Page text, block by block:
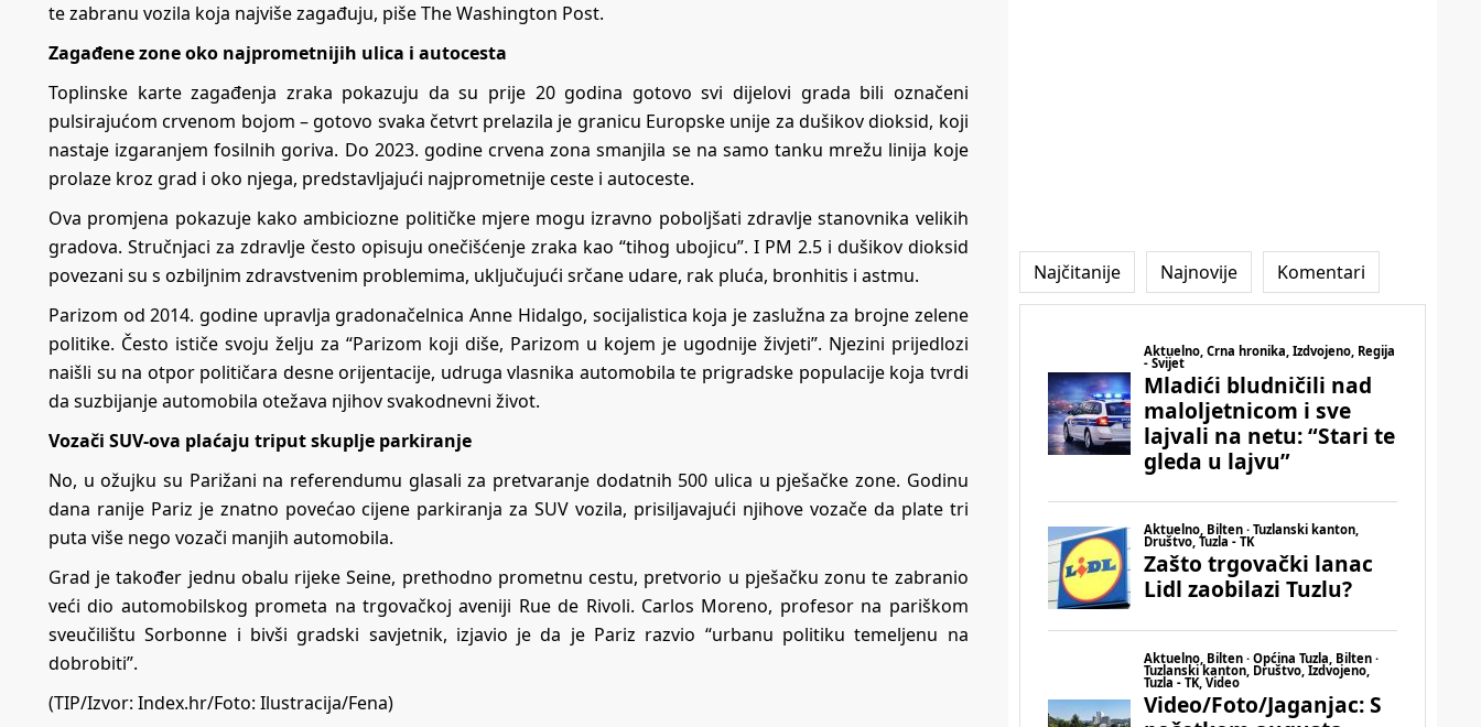
te zabranu vozila koja najviše zagađuju, piše The Washington Post.
Zagađene zone oko najprometnijih ulica i autocesta
Toplinske karte zagađenja zraka pokazuju da su prije 20 godina gotovo svi dijelovi grada bili označeni
pulsirajućom crvenom bojom – gotovo svaka četvrt prelazila je granicu Europske unije za dušikov dioksid, koji
nastaje izgaranjem fosilnih goriva. Do 2023. godine crvena zona smanjila se na samo tanku mrežu linija koje
prolaze kroz grad i oko njega, predstavljajući najprometnije ceste i autoceste.
Ova promjena pokazuje kako ambiciozne političke mjere mogu izravno poboljšati zdravlje stanovnika velikih
gradova. Stručnjaci za zdravlje često opisuju onečišćenje zraka kao “tihog ubojicu”. I PM 2.5 i dušikov dioksid
povezani su s ozbiljnim zdravstvenim problemima, uključujući srčane udare, rak pluća, bronhitis i astmu.
Parizom od 2014. godine upravlja gradonačelnica Anne Hidalgo, socijalistica koja je zaslužna za brojne zelene
politike. Često ističe svoju želju za “Parizom koji diše, Parizom u kojem je ugodnije živjeti”. Njezini prijedlozi
naišli su na otpor političara desne orijentacije, udruga vlasnika automobila te prigradske populacije koja tvrdi
da suzbijanje automobila otežava njihov svakodnevni život.
Vozači SUV-ova plaćaju triput skuplje parkiranje
No, u ožujku su Parižani na referendumu glasali za pretvaranje dodatnih 500 ulica u pješačke zone. Godinu
dana ranije Pariz je znatno povećao cijene parkiranja za SUV vozila, prisiljavajući njihove vozače da plate tri
puta više nego vozači manjih automobila.
Grad je također jednu obalu rijeke Seine, prethodno prometnu cestu, pretvorio u pješačku zonu te zabranio
veći dio automobilskog prometa na trgovačkoj aveniji Rue de Rivoli. Carlos Moreno, profesor na pariškom
sveučilištu Sorbonne i bivši gradski savjetnik, izjavio je da je Pariz razvio “urbanu politiku temeljenu na
dobrobiti”.
(TIP/Izvor: Index.hr/Foto: Ilustracija/Fena)
Najčitanije Najnovije Komentari